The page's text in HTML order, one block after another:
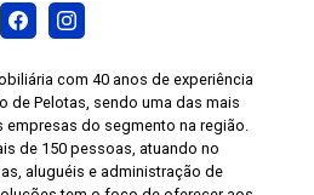
com 40 anos de experiência
de Pelotas, sendo uma das mais
empresas do segmento na região.
de 150 pessoas, atuando no
aluguéis e administração de